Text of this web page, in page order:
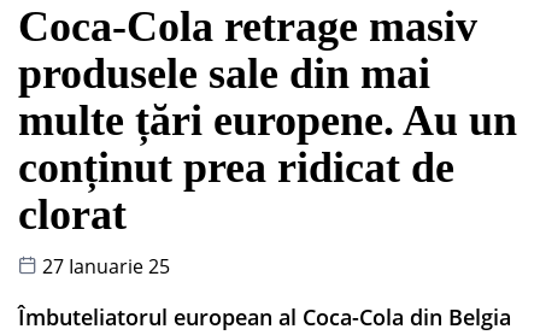
Coca-Cola retrage masiv
produsele sale din mai
multe țări europene. Au un
conținut prea ridicat de
clorat
27 Ianuarie 25
Îmbuteliatorul european al Coca-Cola din Belgia